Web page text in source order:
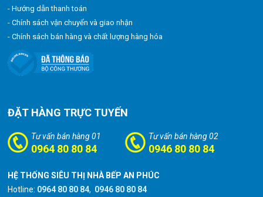
- Hướng dẫn thanh toán
- Chính sách vận chuyển và giao nhận
- Chính sách bán hàng và chất lượng hàng hóa
ĐẶT HÀNG TRỰC TUYẾN
Tư vấn bán hàng 01
0964 80 80 84
Tư vấn bán hàng 02
0946 80 80 84
HỆ THỐNG SIÊU THỊ NHÀ BẾP AN PHÚC
Hotline: 0964 80 80 84, 0946 80 80 84